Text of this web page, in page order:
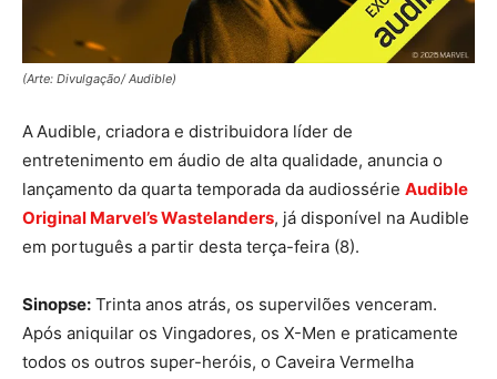
(Arte: Divulgação/ Audible)
AAudible, criadora e distribuidora líder de
entretenimento em áudio de alta qualidade, anuncia o
lançamento da quarta temporada da audiossérie Audible
Original Marvel’s Wastelanders, já disponível na Audible
em português a partir desta terça-feira (8).
Sinopse: Trinta anos atrás, os supervilões venceram.
Após aniquilar os Vingadores, os X-Men e praticamente
todos os outros super-heróis, o Caveira Vermelha